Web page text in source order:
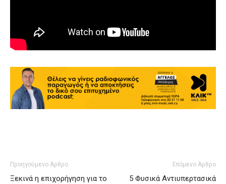
Προηγούμενο Άρθρο
Ξεκινά η επιχορήγηση για το
Επόμενο Άρθρο
5 Φυσικά Αντιυπερτασικά